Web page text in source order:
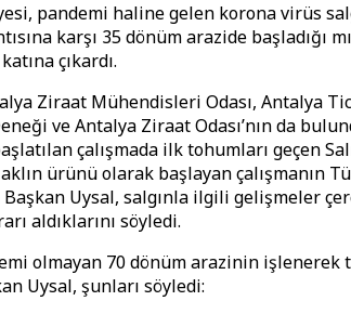
pandemi haline gelen korona virüs
karşı 35 dönüm arazide başladığı
çıkardı.
Ziraat Mühendisleri Odası, Antalya
ve Antalya Ziraat Odası’nın da
çalışmada ilk tohumları geçen
ürünü olarak başlayan çalışmanın
Uysal, salgınla ilgili gelişmeler
aldıklarını söyledi.
olmayan 70 dönüm arazinin işlenerek
Uysal, şunları söyledi: